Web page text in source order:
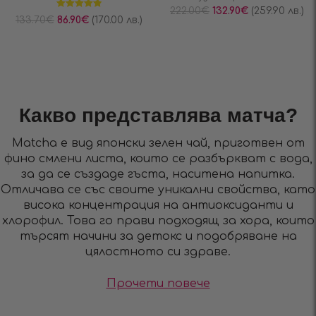
Оценено на
4.91от 5
133.70€ 86.90€ (170.00 лв.)
222.00€ 132.90€ (259.90 лв.)
Какво представлява матча?
Matcha е вид японски зелен чай, приготвен от
фино смлени листа, които се разбъркват с вода,
за да се създаде гъста, наситена напитка.
Отличава се със своите уникални свойства, като
висока концентрация на антиоксиданти и
хлорофил. Това го прави подходящ за хора, които
търсят начини за детокс и подобряване на
цялостното си здраве.
Прочети повече